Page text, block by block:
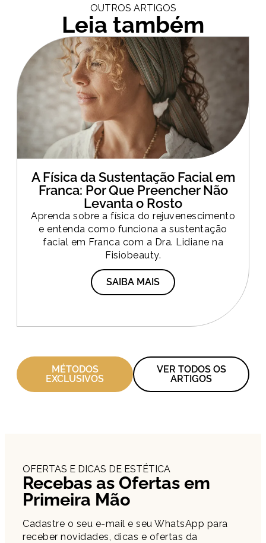
OUTROS ARTIGOS
Leia também
A Física da Sustentação Facial em
Franca: Por Que Preencher Não
Levanta o Rosto
Aprenda sobre a física do rejuvenescimento
e entenda como funciona a sustentação
facial em Franca com a Dra. Lidiane na
Fisiobeauty.
SAIBA MAIS
VER TODOS OS
ARTIGOS
MÉTODOS
EXCLUSIVOS
OFERTAS E DICAS DE ESTÉTICA
Recebas as Ofertas em
Primeira Mão
Cadastre o seu e-mail e seu WhatsApp para
receber novidades, dicas e ofertas da